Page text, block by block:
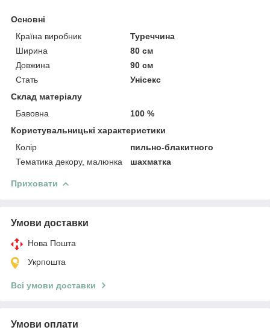
Основні
Країна виробник
Туреччина
Ширина
80 см
Довжина
90 см
Стать
Унісекс
Склад матеріалу
Бавовна
100 %
Користувальницькі характеристики
Колір
пильно-блакитного
Тематика декору, малюнка
шахматка
Приховати
Умови доставки
Нова Пошта
Укрпошта
Всі умови доставки
Умови оплати